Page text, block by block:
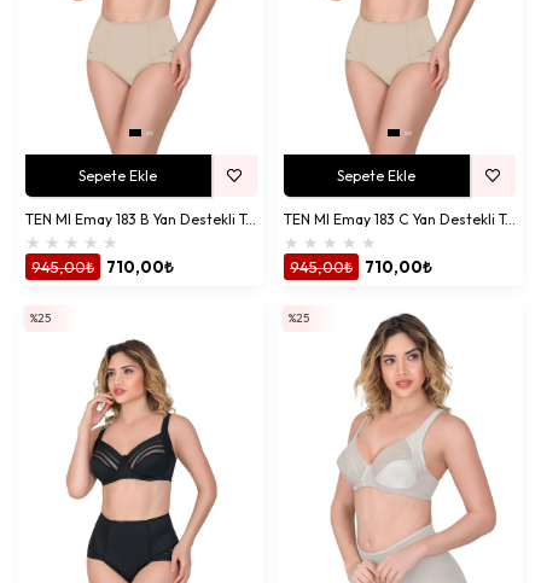
TEN MI Emay 183 B Yan Destekli Toparlayıcı Balenli Sütyen
★ ★ ★ ★ ★
710,00₺
945,00₺
Sepete Ekle
TEN MI Emay 183 C Yan Destekli Toparlayıcı Balenli Sütyen
★ ★ ★ ★ ★
710,00₺
945,00₺
Sepete Ekle
%25 %25